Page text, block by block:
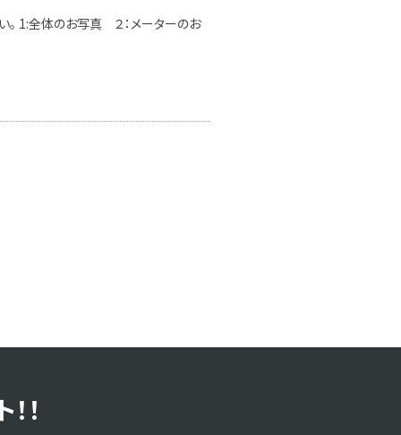
1:全体のお写真 ２：メーターのお
！